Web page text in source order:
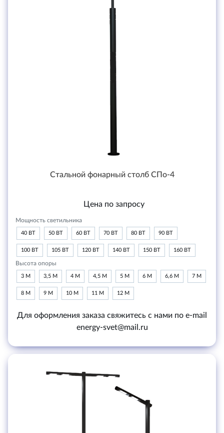
Стальной фонарный столб СПо-4
Цена по запросу
Мощность светильника
40 ВТ 50 ВТ 60 ВТ 70 ВТ 80 ВТ 90 ВТ
100 ВТ 105 ВТ 120 ВТ 140 ВТ 150 ВТ 160 ВТ
Высота опоры
3 М 3,5 М 4 М 4,5 М 5 М 6 М 6,6 М 7 М
8 М 9 М 10 М 11 М 12 М
Для оформления заказа свяжитесь с нами по e-mail
energy-svet@mail.ru